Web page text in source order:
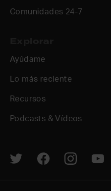
Comunidades 24-7
Ayúdame
Lo más reciente
Recursos
Podcasts & Vídeos